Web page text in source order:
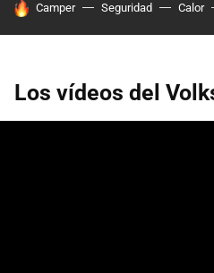
HOY SE HABLA DE
Camper Seguridad Calor
Los vídeos del